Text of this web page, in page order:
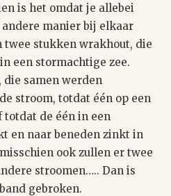
is het omdat je allebei
manier bij elkaar
stukken wrakhout, die
een stormachtige zee.
samen werden
stroom, totdat één op een
de één in een
en naar beneden zinkt in
ook zullen er twee
stroomen….. Dan is
gebroken.